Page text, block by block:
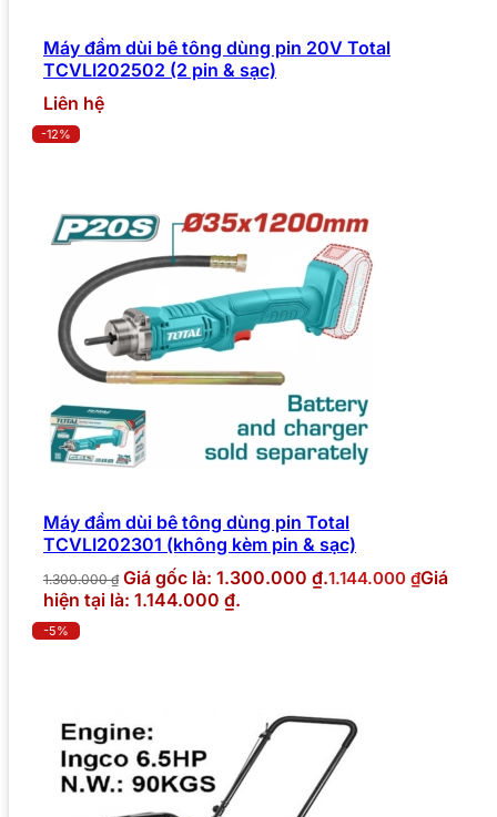
Máy đầm dùi bê tông dùng pin 20V Total
TCVLI202502 (2 pin & sạc)
Liên hệ
-12%
Máy đầm dùi bê tông dùng pin Total
TCVLI202301 (không kèm pin & sạc)
1.300.000₫ Giá gốc là: 1.300.000 ₫.1.144.000 ₫Giá
hiện tại là: 1.144.000 ₫.
-5%